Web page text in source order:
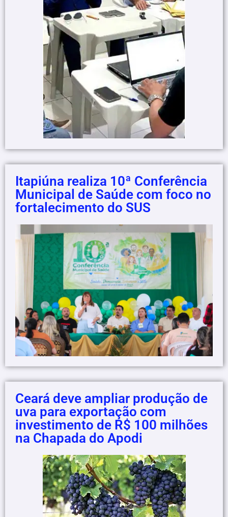
Itapiúna realiza 10ª Conferência
Municipal de Saúde com foco no
fortalecimento do SUS
Ceará deve ampliar produção de
uva para exportação com
investimento de R$ 100 milhões
na Chapada do Apodi